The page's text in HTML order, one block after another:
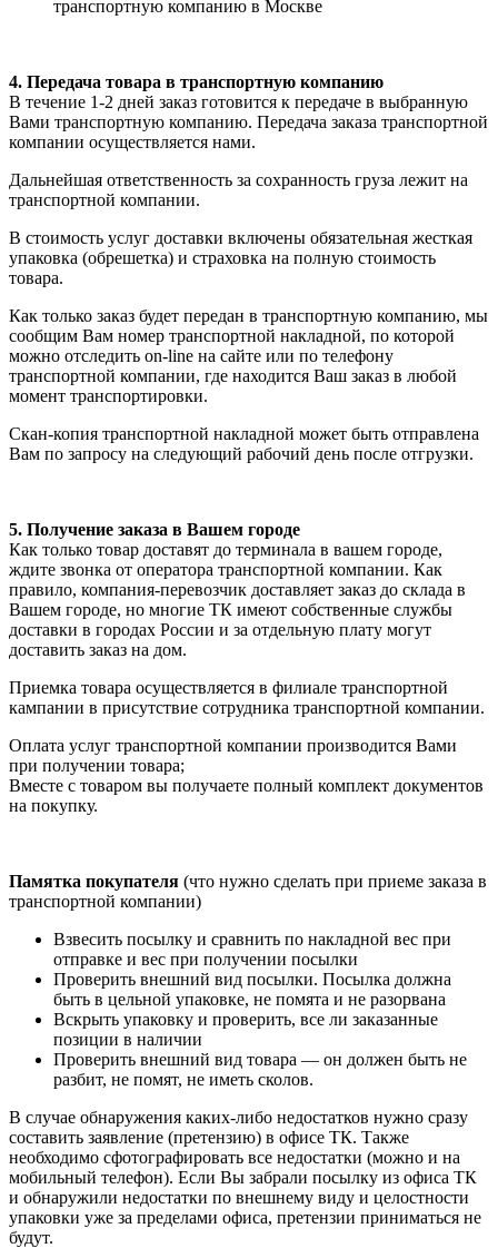
транспортную компанию в Москве
4. Передача товара в транспортную компанию
В течение 1-2 дней заказ готовится к передаче в выбранную
Вами транспортную компанию. Передача заказа транспортной
компании осуществляется нами.
Дальнейшая ответственность за сохранность груза лежит на
транспортной компании.
В стоимость услуг доставки включены обязательная жесткая
упаковка (обрешетка) и страховка на полную стоимость
товара.
Как только заказ будет передан в транспортную компанию, мы
сообщим Вам номер транспортной накладной, по которой
можно отследить on-line на сайте или по телефону
транспортной компании, где находится Ваш заказ в любой
момент транспортировки.
Скан-копия транспортной накладной может быть отправлена
Вам по запросу на следующий рабочий день после отгрузки.
5. Получение заказа в Вашем городе
Как только товар доставят до терминала в вашем городе,
ждите звонка от оператора транспортной компании. Как
правило, компания-перевозчик доставляет заказ до склада в
Вашем городе, но многие ТК имеют собственные службы
доставки в городах России и за отдельную плату могут
доставить заказ на дом.
Приемка товара осуществляется в филиале транспортной
кампании в присутствие сотрудника транспортной компании.
Оплата услуг транспортной компании производится Вами
при получении товара;
Вместе с товаром вы получаете полный комплект документов
на покупку.
Памятка покупателя (что нужно сделать при приеме заказа в
транспортной компании)
Взвесить посылку и сравнить по накладной вес при
отправке и вес при получении посылки
Проверить внешний вид посылки. Посылка должна
быть в цельной упаковке, не помята и не разорвана
Вскрыть упаковку и проверить, все ли заказанные
позиции в наличии
Проверить внешний вид товара — он должен быть не
разбит, не помят, не иметь сколов.
В случае обнаружения каких-либо недостатков нужно сразу
составить заявление (претензию) в офисе ТК. Также
необходимо сфотографировать все недостатки (можно и на
мобильный телефон). Если Вы забрали посылку из офиса ТК
и обнаружили недостатки по внешнему виду и целостности
упаковки уже за пределами офиса, претензии приниматься не
будут.